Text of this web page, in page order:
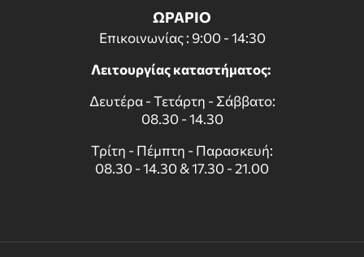
ΩΡΑΡΙΟ
Επικοινωνίας : 9:00 - 14:30
Λειτουργίας καταστήματος:
Δευτέρα - Τετάρτη - Σάββατο:
08.30 - 14.30
Τρίτη - Πέμπτη - Παρασκευή:
08.30 - 14.30 & 17.30 - 21.00